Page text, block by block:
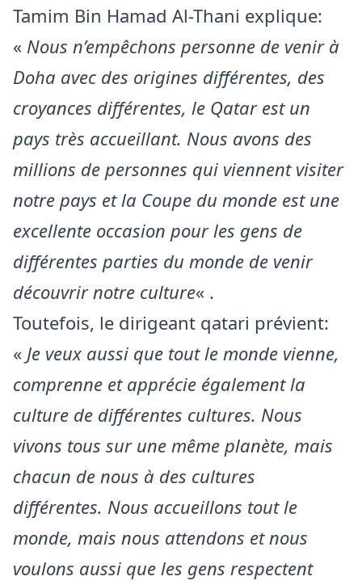
Tamim Bin Hamad Al-Thani explique:
« Nous n’empêchons personne de venir à
Doha avec des origines différentes, des
croyances différentes, le Qatar est un
pays très accueillant. Nous avons des
millions de personnes qui viennent visiter
notre pays et la Coupe du monde est une
excellente occasion pour les gens de
différentes parties du monde de venir
découvrir notre culture« .
Toutefois, le dirigeant qatari prévient:
« Je veux aussi que tout le monde vienne,
comprenne et apprécie également la
culture de différentes cultures. Nous
vivons tous sur une même planète, mais
chacun de nous à des cultures
différentes. Nous accueillons tout le
monde, mais nous attendons et nous
voulons aussi que les gens respectent